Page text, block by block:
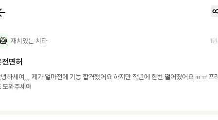
재치있는 치타 1년
전면허
하세여,,, 제가 얼마전에 기능 합격했어요 하지만 작년에 한번 떨어졌어요 ㅠㅠ 프리
도와주세여